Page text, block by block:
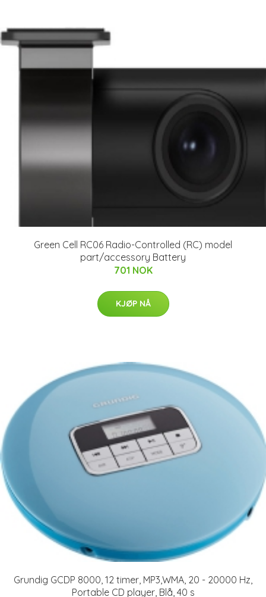
Green Cell RC06 Radio-Controlled (RC) model
part/accessory Battery
701 NOK
KJØP NÅ
Grundig GCDP 8000, 12 timer, MP3,WMA, 20 - 20000 Hz,
Portable CD player, Blå, 40 s